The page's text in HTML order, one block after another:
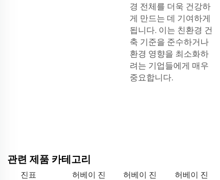
경 전체를 더욱 건강하
게 만드는 데 기여하게
됩니다. 이는 친환경 건
축 기준을 준수하거나
환경 영향을 최소화하
려는 기업들에게 매우
중요합니다.
관련 제품 카테고리
진표
허베이 진
허베이 진
허베이 진